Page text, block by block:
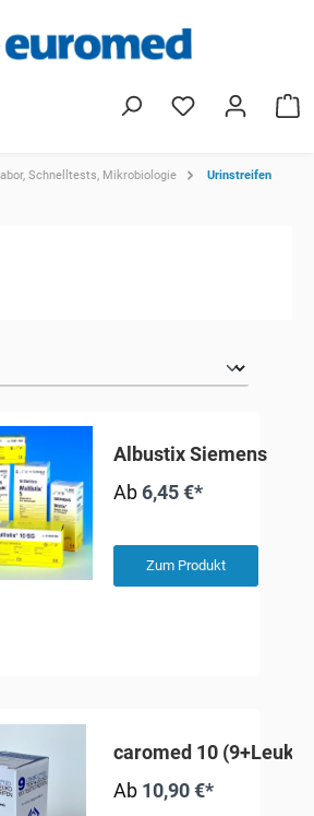
Schnelltests, Mikrobiologie Urinstreifen
Albustix Siemens
Ab 6,45 €*
Zum Produkt
caromed 10 (9+Leuko)
Ab 10,90 €*